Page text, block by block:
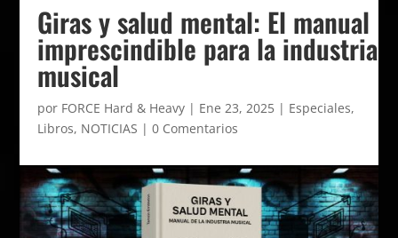
Giras y salud mental: El manual
imprescindible para la industria
musical
por FORCE Hard & Heavy | Ene 23, 2025 | Especiales,
Libros, NOTICIAS |0 Comentarios